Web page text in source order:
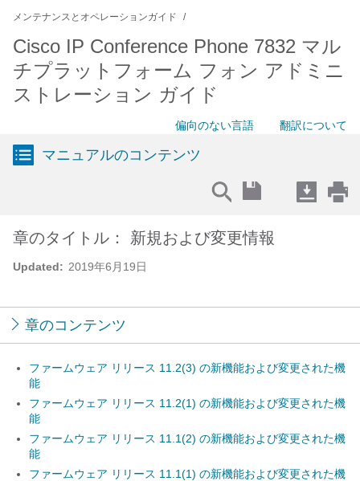
メンテナンスとオペレーションガイド
Cisco IP Conference Phone 7832 マル
チプラットフォーム フォン アドミニ
ストレーション ガイド
偏向のない言語 翻訳について
マニュアルのコンテンツ
Updated: 2019年6月19日
章のタイトル： 新規および変更情報
章のコンテンツ
ファームウェア リリース 11.2(3) の新機能および変更された機
能
ファームウェア リリース 11.2(1) の新機能および変更された機
能
ファームウェア リリース 11.1(2) の新機能および変更された機
能
ファームウェア リリース 11.1(1) の新機能および変更された機